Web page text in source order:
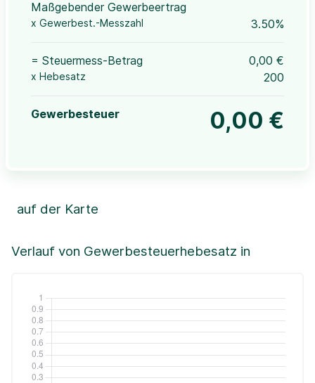
Maßgebender Gewerbeertrag
x Gewerbest.-Messzahl 3.50%
= Steuermess-Betrag 0,00 €
x Hebesatz 200
Gewerbesteuer 0,00 €
Verlauf von Gewerbesteuerhebesatz in
auf der Karte
+
Leaflet|©OpenStreetMap, ©CartoDB,